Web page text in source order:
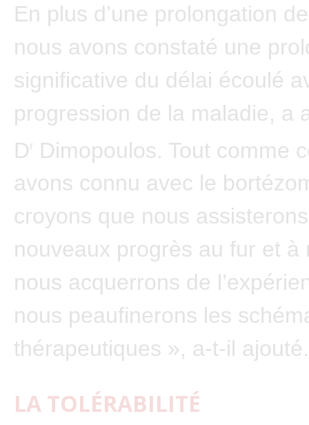
En plus d’une prolongation
nous avons constaté une
significative du délai écoulé
progression de la maladie, a
Dr
Dimopoulos. Tout comme
avons connu avec le
croyons que nous
nouveaux progrès au fur et à
nous acquerrons de
nous peaufinerons les
thérapeutiques », a-t-il ajouté.
LA TOLÉRABILITÉ